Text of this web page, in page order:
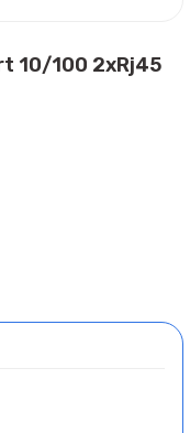
10/100 2xRj45